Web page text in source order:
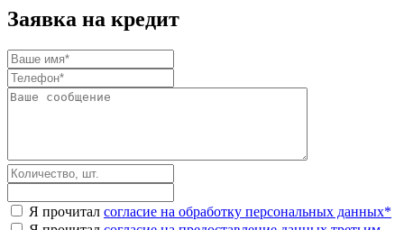
Заявка на кредит
Я прочитал согласие на обработку персональных данных*